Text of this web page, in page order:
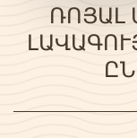
ՌՈՅԱԼ